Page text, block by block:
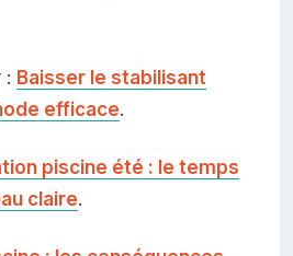
: Baisser le stabilisant
efficace.
piscine été : le temps
claire.